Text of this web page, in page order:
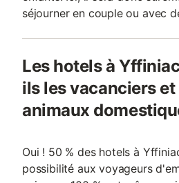
séjourner en couple ou avec
Les hotels à
ils les vacanciers
animaux
Oui ! 50 % des hotels à
possibilité aux voyageurs